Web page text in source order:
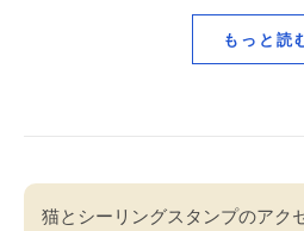
もっと読
猫とシーリングスタンプのアク